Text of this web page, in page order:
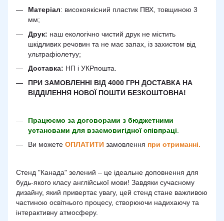
Матеріал: високоякісний пластик ПВХ, товщиною 3
мм;
Друк: наш екологічно чистий друк не містить
шкідливих речовин та не має запах, із захистом від
ультрафіолетуу;
Доставка: НП і УКРпошта.
ПРИ ЗАМОВЛЕННІ ВІД 4000 ГРН ДОСТАВКА НА
ВІДДІЛЕННЯ НОВОЇ ПОШТИ БЕЗКОШТОВНА!
Працюємо за договорами з бюджетними
установами для взаємовигідної співпраці
Ви можете ОПЛАТИТИ замовлення при отриманні.
Стенд "Канада" зелений – це ідеальне доповнення для
будь-якого класу англійської мови! Завдяки сучасному
дизайну, який привертає увагу, цей стенд стане важливою
частиною освітнього процесу, створюючи надихаючу та
інтерактивну атмосферу.